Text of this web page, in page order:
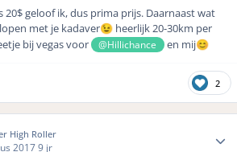
20$ geloof ik, dus prima prijs. Daarnaast wat
met je kadaver😉heerlijk 20-30km per
bij vegas voor
@Hillichance en mij😊
2
High Roller
20179 jr